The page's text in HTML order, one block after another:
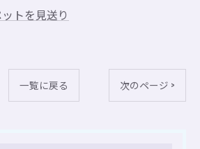
トを見送り
一覧に戻る 次のページ >